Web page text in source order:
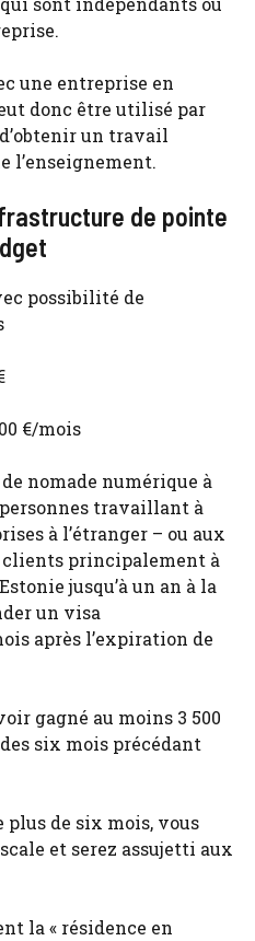
une entreprise en
donc être utilisé par
un travail
l’enseignement.
de pointe
possibilité de
€/mois
nomade numérique à
travaillant à
à l’étranger – ou aux
principalement à
jusqu’à un an à la
un visa
après l’expiration de
gagné au moins 3 500
six mois précédant
plus de six mois, vous
et serez assujetti aux
la « résidence en